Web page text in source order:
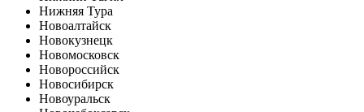
Нижняя Тура
Новоалтайск
Новокузнецк
Новомосковск
Новороссийск
Новосибирск
Новоуральск